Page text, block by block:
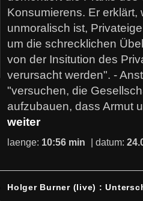
Konsumierens. Er erklärt,
unmoralisch ist,
um die schrecklichen
von der Insitution des
verursacht werden". -
"versuchen, die
aufzubauen, dass Armut
weiter
laenge: 10:56 min | datum:
Holger Burner (live) :